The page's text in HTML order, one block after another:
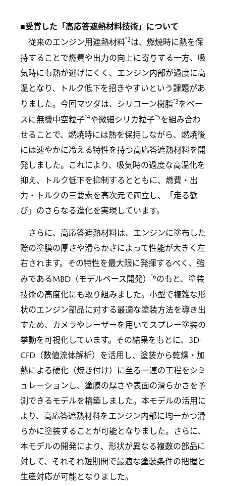
■受賞した「高応答遮熱材料技術」について
従来のエンジン用遮熱材料*2は、燃焼時に熱を保
持することで燃費や出力の向上に寄与する一方、吸
気時にも熱が逃げにくく、エンジン内部が過度に高
温となり、トルク低下を招きやすいという課題があ
りました。今回マツダは、シリコーン樹脂*3をベー
スに無機中空粒子*4や微細シリカ粒子*5を組み合わ
せることで、燃焼時には熱を保持しながら、燃焼後
には速やかに冷える特性を持つ高応答遮熱材料を開
発しました。これにより、吸気時の過度な高温化を
抑え、トルク低下を抑制するとともに、燃費・出
力・トルクの三要素を高次元で両立し、「走る歓
び」のさらなる進化を実現しています。
さらに、高応答遮熱材料は、エンジンに塗布した
際の塗膜の厚さや滑らかさによって性能が大きく左
右されます。その特性を最大限に発揮するべく、強
みであるMBD（モデルベース開発）
*6のもと、塗装
技術の高度化にも取り組みました。小型で複雑な形
状のエンジン部品に対する最適な塗装方法を導き出
すため、カメラやレーザーを用いてスプレー塗装の
挙動を可視化しています。その結果をもとに、3D-
CFD（数値流体解析）を活用し、塗装から乾燥・加
熱による硬化（焼き付け）に至る一連の工程をシミ
ュレーションし、塗膜の厚さや表面の滑らかさを予
測できるモデルを構築しました。本モデルの活用に
より、高応答遮熱材料をエンジン内部に均一かつ滑
らかに塗装することが可能となりました。さらに、
本モデルの開発により、形状が異なる複数の部品に
対して、それぞれ短期間で最適な塗装条件の把握と
生産対応が可能となりました。